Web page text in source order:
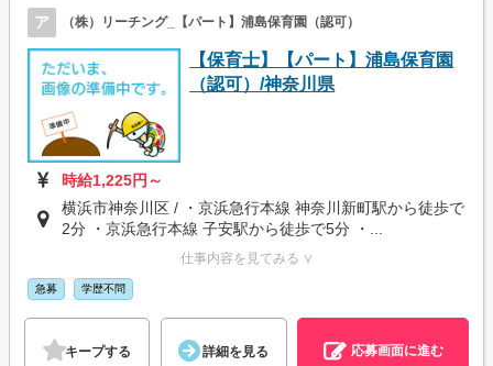
ア （株）リーチング_【パート】浦島保育園（認可）
【保育士】【パート】浦島保育園
（認可）/神奈川県
時給1,225円～
横浜市神奈川区 / ・京浜急行本線 神奈川新町駅から徒歩で
2分 ・京浜急行本線 子安駅から徒歩で5分 ・...
仕事内容を見てみる ∨
急募 学歴不問
キープする 詳細を見る 応募画面に進む